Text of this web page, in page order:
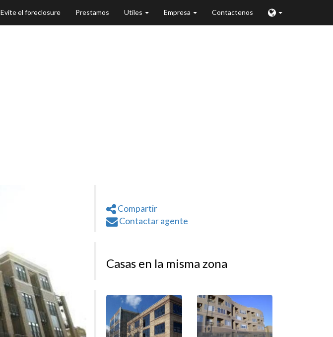
Evite el foreclosure Prestamos Utiles Empresa Contactenos
Compartir
Contactar agente
Casas en la misma zona